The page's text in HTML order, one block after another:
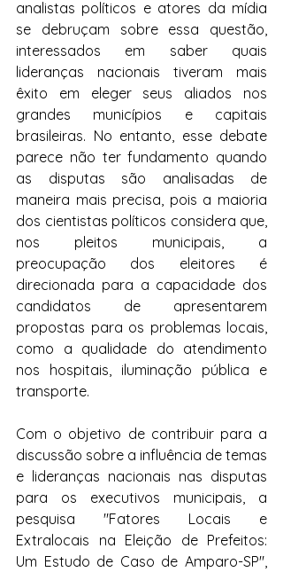
analistas políticos e atores da mídia
se debruçam sobre essa questão,
interessados em saber quais
lideranças nacionais tiveram mais
êxito em eleger seus aliados nos
grandes municípios e capitais
brasileiras. No entanto, esse debate
parece não ter fundamento quando
as disputas são analisadas de
maneira mais precisa, pois a maioria
dos cientistas políticos considera que,
nos pleitos municipais, a
preocupação dos eleitores é
direcionada para a capacidade dos
candidatos de apresentarem
propostas para os problemas locais,
como a qualidade do atendimento
nos hospitais, iluminação pública e
transporte.
Com o objetivo de contribuir para a
discussão sobre a influência de temas
e lideranças nacionais nas disputas
para os executivos municipais, a
pesquisa "Fatores Locais e
Extralocais na Eleição de Prefeitos:
Um Estudo de Caso de Amparo-SP",